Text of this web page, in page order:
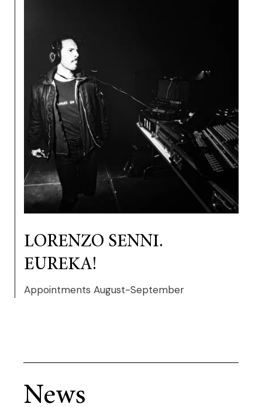
LORENZO SENNI.
EUREKA!
Appointments August-September
News